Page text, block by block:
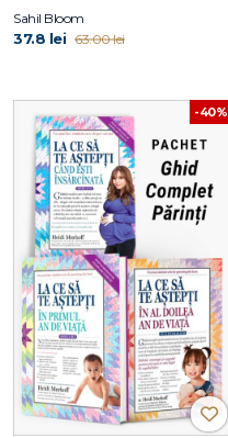
Sahil Bloom
37.8 lei 63.00 lei
-40%